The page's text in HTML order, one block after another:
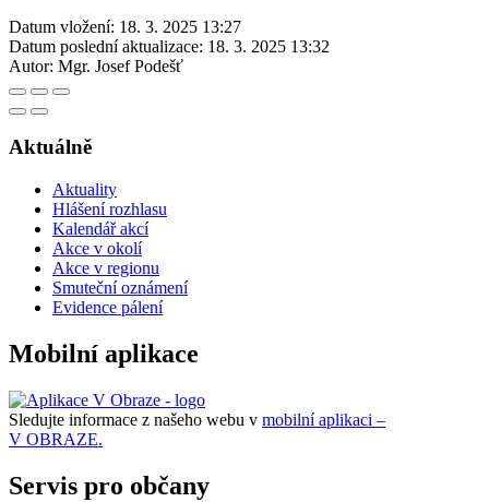
Datum vložení: 18. 3. 2025 13:27
Datum poslední aktualizace: 18. 3. 2025 13:32
Autor: Mgr. Josef Podešť
Aktuálně
Aktuality
Hlášení rozhlasu
Kalendář akcí
Akce v okolí
Akce v regionu
Smuteční oznámení
Evidence pálení
Mobilní aplikace
Sledujte informace z našeho webu v mobilní aplikaci –
V OBRAZE.
Servis pro občany